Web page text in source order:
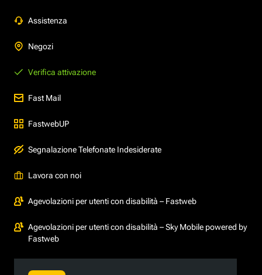
Assistenza
Negozi
Verifica attivazione
Fast Mail
FastwebUP
Segnalazione Telefonate Indesiderate
Lavora con noi
Agevolazioni per utenti con disabilità – Fastweb
Agevolazioni per utenti con disabilità – Sky Mobile powered by
Fastweb